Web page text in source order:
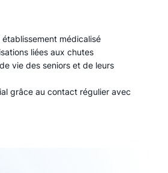
médicalisé
liées aux chutes
vie des seniors et de leurs
grâce au contact régulier avec